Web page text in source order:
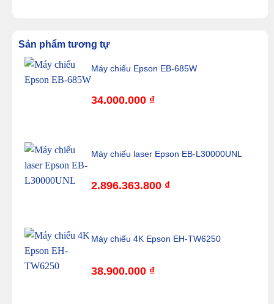
có chân (W x H x D)
Trọng lượng 23,7 kg
Sản phẩm tương tự
Máy chiếu Epson EB-685W
34.000.000 ₫
Máy chiếu laser Epson EB-L30000UNL
2.896.363.800 ₫
Máy chiếu 4K Epson EH-TW6250
38.900.000 ₫